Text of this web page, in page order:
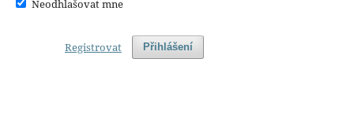
Neodhlašovat mne
Přihlášení
Registrovat